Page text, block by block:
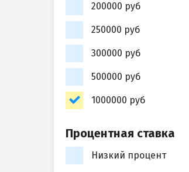
200000 руб
250000 руб
300000 руб
500000 руб
1000000 руб
Процентная ставка
Низкий процент